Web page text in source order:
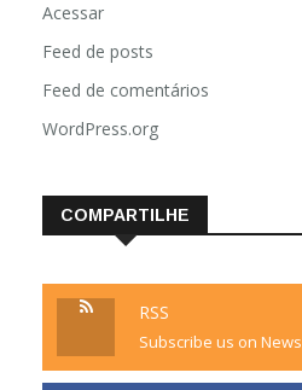
Acessar
Feed de posts
Feed de comentários
WordPress.org
COMPARTILHE
RSS
Subscribe us on News